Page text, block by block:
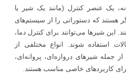
یک عنصر کنترل (مانند یک شیر یا
که دستوراتی را از سیستم‌های
این شیرها می‌توانند برای کنترل دما،
استفاده شوند. انواع مختلفی از
جمله شیرهای دروازه‌ای، پروانه‌ای،
کاربردهای خاصی مناسب هستند.